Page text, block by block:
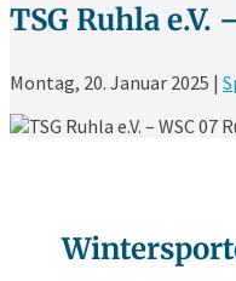
TSG Ruhla e.V.
Montag, 20. Januar 2025 |